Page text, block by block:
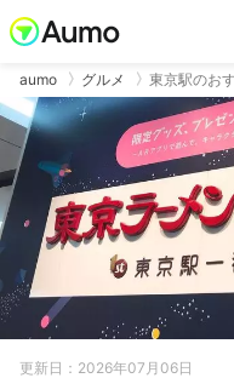
aumo グルメ 東京駅のお
更新日：2026年07月06日